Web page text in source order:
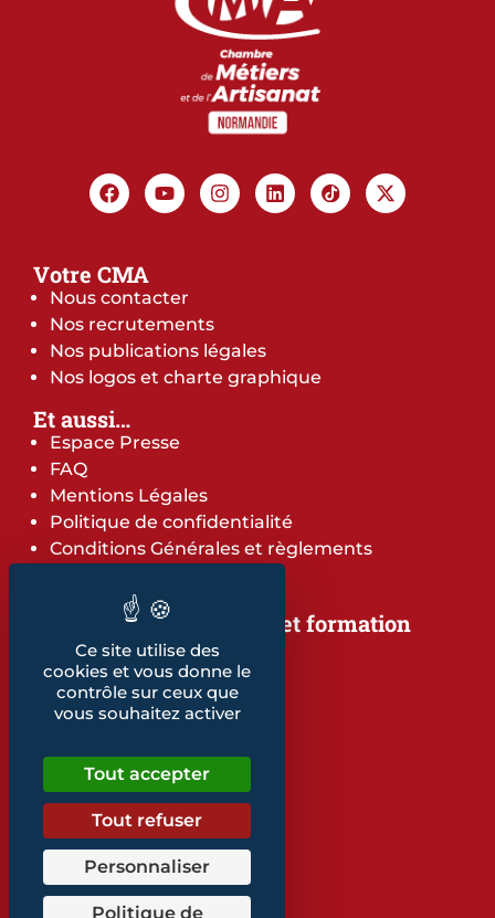
Votre CMA
Nous contacter
Nos recrutements
Nos publications légales
Nos logos et charte graphique
Et aussi…
Espace Presse
FAQ
Mentions Légales
Politique de confidentialité
Conditions Générales et règlements
Notre offre de services et formation
Notre offre de services
Notre offre de formation
Notre dépliant formation
Nos publications
Retrouvez également...
Notre glossaire
Ce site utilise des
cookies et vous donne le
contrôle sur ceux que
vous souhaitez activer
Tout accepter
Tout refuser
Personnaliser
Politique de